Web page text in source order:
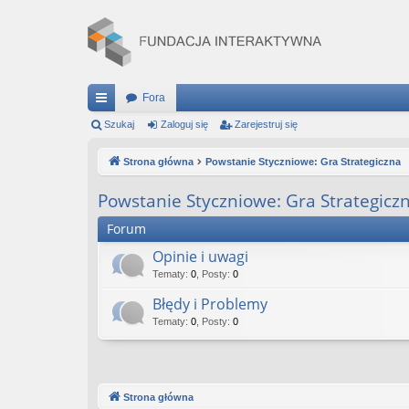
ię
…
Fora
Szukaj Zaloguj się Zarejestruj się
Strona główna Powstanie Styczniowe: Gra Strategiczna
Powstanie Styczniowe: Gra
Forum
Opinie i uwagi
Tematy: 0 Posty: 0
Błędy i Problemy
Tematy: 0 Posty: 0
Strona główna